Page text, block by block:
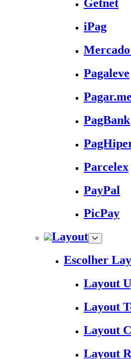
Getnet
iPag
Mercado
Pagaleve
Pagar.me
PagBank
Parcelex
PayPal
PicPay
Layout
Escolher
Layout
Layout
Layout
Layout